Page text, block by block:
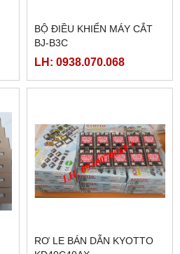
BỘ ĐIỀU KHIỂN MÁY CẮT
BJ-B3C
LH: 0938.070.068
RƠ LE BÁN DẪN KYOTTO